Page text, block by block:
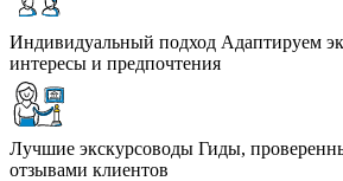
Индивидуальный подход Адаптируем
интересы и предпочтения
Лучшие экскурсоводы Гиды,
отзывами клиентов